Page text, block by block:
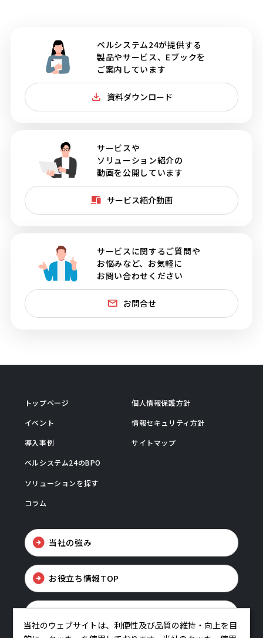
ベルシステム24が提供する
製品やサービス、Eブックを
ご案内しています
資料ダウンロード
サービスや
ソリューション紹介の
動画を公開しています
サービス紹介動画
サービスに関するご質問や
お悩みなど、お気軽に
お問い合わせください
お問合せ
トップページ
イベント
導入事例
ベルシステム24のBPO
ソリューションを探す
コラム
個人情報保護方針
情報セキュリティ方針
サイトマップ
当社の強み
お役立ち情報TOP
当社のウェブサイトは、利便性及び品質の維持・向上を目